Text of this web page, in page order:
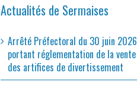
Actualités de Sermaises
Arrêté Préfectoral du 30 juin 2026
portant réglementation de la vente
des artifices de divertissement